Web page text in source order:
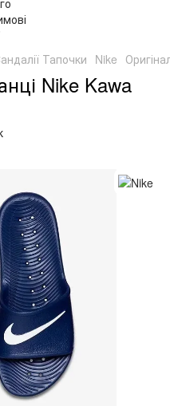
Тапочки Nike
Nike Kawa